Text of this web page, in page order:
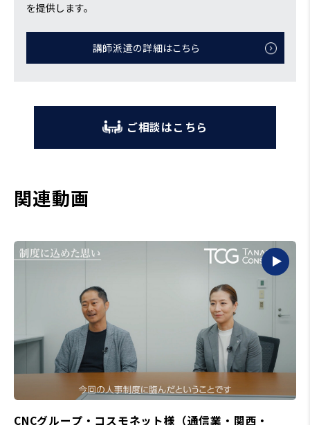
を提供します。
講師派遣の詳細はこちら
ご相談はこちら
関連動画
CNCグループ・コスモネット様（通信業・関西・